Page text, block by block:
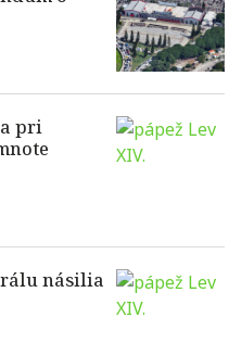
pri
násilia